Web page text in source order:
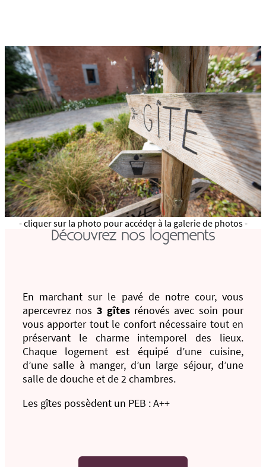
Découvrez nos logements
En marchant sur le pavé de notre cour, vous
apercevrez nos 3 gîtesrénovés avec soin pour
vous apporter tout le confort nécessaire tout en
préservant le charme intemporel des lieux.
Chaque logement est équipé d’une cuisine,
d’une salle à manger, d’un large séjour, d’une
salle de douche et de 2 chambres.
Les gîtes possèdent un PEB : A++
- cliquer sur la photo pour accéder à la galerie de photos -